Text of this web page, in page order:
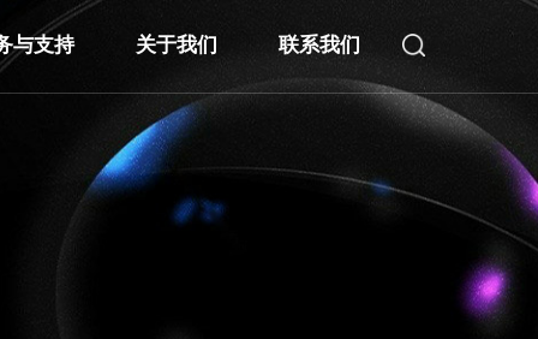
与支持 关于我们 联系我们